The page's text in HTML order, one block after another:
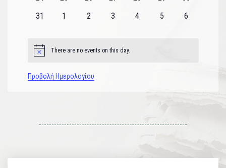
0
31
0
1
0
2
0
3
0
4
0
5
0
6
Notice There are no events on this day.
Προβολή Ημερολογίου